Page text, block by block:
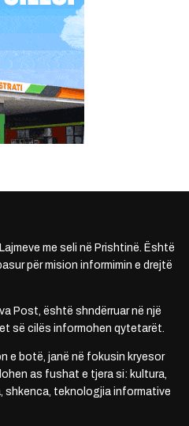
me seli në Prishtinë. Është
për mision informimin e drejtë
Post, është shndërruar në një
së cilës informohen qytetarët.
e botë, janë në fokusin kryesor
as fushat e tjera si: kultura,
shkenca, teknologjia informative